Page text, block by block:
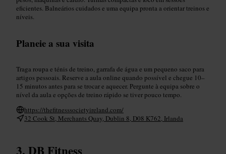
eficientes. Balneários cuidados e uma equipa pronta a orientar treinos e
níveis.
Planeie a sua visita
Traga roupa e ténis de treino, garrafa de água e um pequeno saco para
artigos pessoais. Reserve a aula online quando possível e chegue 10–
15 minutos antes para se trocar e aquecer. Pergunte à equipa sobre o
nível da aula e opções de treino rápido se tiver pouco tempo.
https://thefitnesssocietyireland.com/
32 Cook St, Merchants Quay, Dublin 8, D08 K762, Irlanda
DB Fitness